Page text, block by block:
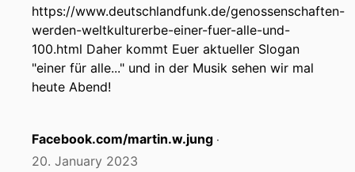
https://www.deutschlandfunk.de/genossenschaften-
werden-weltkulturerbe-einer-fuer-alle-und-
100.html Daher kommt Euer aktueller Slogan
"einer für alle..." und in der Musik sehen wir mal
heute Abend!
Facebook.com/martin.w.jung ‧
20. January 2023